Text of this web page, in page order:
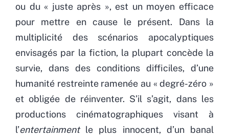
ou du « juste après », est un moyen efficace
pour mettre en cause le présent. Dans la
multiplicité des scénarios apocalyptiques
envisagés par la fiction, la plupart concède la
survie, dans des conditions difficiles, d’une
humanité restreinte ramenée au « degré-zéro »
et obligée de réinventer. S’il s’agit, dans les
productions cinématographiques visant à
l’entertainmentle plus innocent, d’un banal